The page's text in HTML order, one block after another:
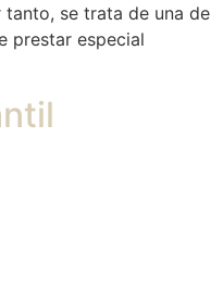
se trata de una de
prestar especial